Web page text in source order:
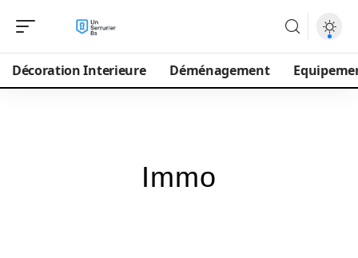
Décoration Interieure Déménagement
Immo